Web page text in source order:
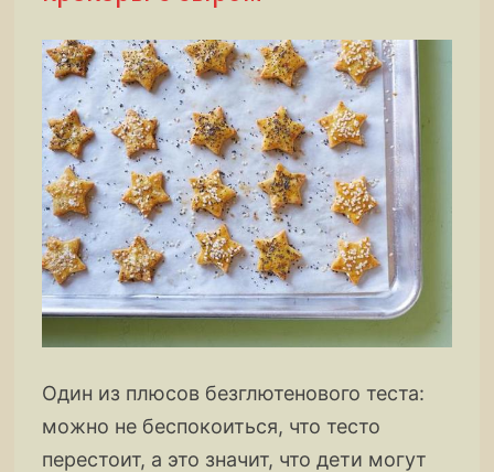
Один из плюсов безглютенового теста:
можно не беспокоиться, что тесто
перестоит, а это значит, что дети могут